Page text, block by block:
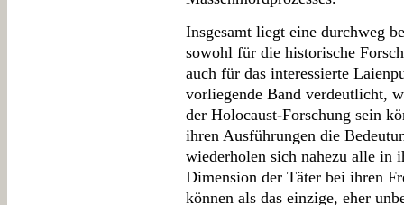
Insgesamt liegt eine durchweg
sowohl für die historische
auch für das interessierte
vorliegende Band verdeutlicht,
der Holocaust-Forschung sein
ihren Ausführungen die
wiederholen sich nahezu alle in
Dimension der Täter bei ihren
können als das einzige, eher